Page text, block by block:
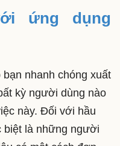
ứng dụng
nhanh chóng xuất
kỳ người dùng nào
này. Đối với hầu
biệt là những người